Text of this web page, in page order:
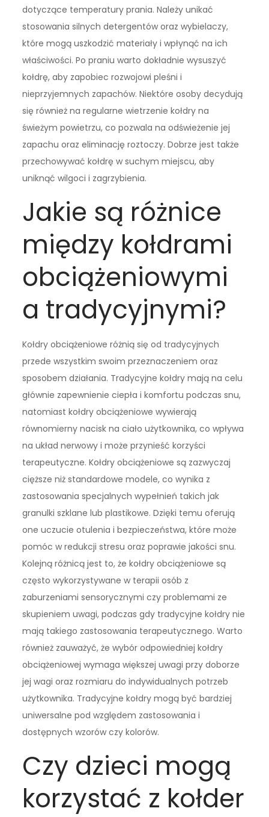
dotyczące temperatury prania. Należy unikać
stosowania silnych detergentów oraz wybielaczy,
które mogą uszkodzić materiały i wpłynąć na ich
właściwości. Po praniu warto dokładnie wysuszyć
kołdrę, aby zapobiec rozwojowi pleśni i
nieprzyjemnych zapachów. Niektóre osoby decydują
się również na regularne wietrzenie kołdry na
świeżym powietrzu, co pozwala na odświeżenie jej
zapachu oraz eliminację roztoczy. Dobrze jest także
przechowywać kołdrę w suchym miejscu, aby
uniknąć wilgoci i zagrzybienia.
Jakie są różnice
między kołdrami
obciążeniowymi
a tradycyjnymi?
Kołdry obciążeniowe różnią się od tradycyjnych
przede wszystkim swoim przeznaczeniem oraz
sposobem działania. Tradycyjne kołdry mają na celu
głównie zapewnienie ciepła i komfortu podczas snu,
natomiast kołdry obciążeniowe wywierają
równomierny nacisk na ciało użytkownika, co wpływa
na układ nerwowy i może przynieść korzyści
terapeutyczne. Kołdry obciążeniowe są zazwyczaj
cięższe niż standardowe modele, co wynika z
zastosowania specjalnych wypełnień takich jak
granulki szklane lub plastikowe. Dzięki temu oferują
one uczucie otulenia i bezpieczeństwa, które może
pomóc w redukcji stresu oraz poprawie jakości snu.
Kolejną różnicą jest to, że kołdry obciążeniowe są
często wykorzystywane w terapii osób z
zaburzeniami sensorycznymi czy problemami ze
skupieniem uwagi, podczas gdy tradycyjne kołdry nie
mają takiego zastosowania terapeutycznego. Warto
również zauważyć, że wybór odpowiedniej kołdry
obciążeniowej wymaga większej uwagi przy doborze
jej wagi oraz rozmiaru do indywidualnych potrzeb
użytkownika. Tradycyjne kołdry mogą być bardziej
uniwersalne pod względem zastosowania i
dostępnych wzorów czy kolorów.
Czy dzieci mogą
korzystać z kołder